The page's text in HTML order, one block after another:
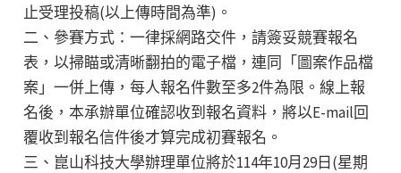
止受理投稿(以上傳時間為準)。
二、參賽方式：一律採網路交件，請簽妥競賽報名
表，以掃瞄或清晰翻拍的電子檔，連同「圖案作品檔
案」一併上傳，每人報名件數至多2件為限。線上報
名後，本承辦單位確認收到報名資料，將以E-mail回
覆收到報名信件後才算完成初賽報名。
三、崑山科技大學辦理單位將於114年10月29日(星期